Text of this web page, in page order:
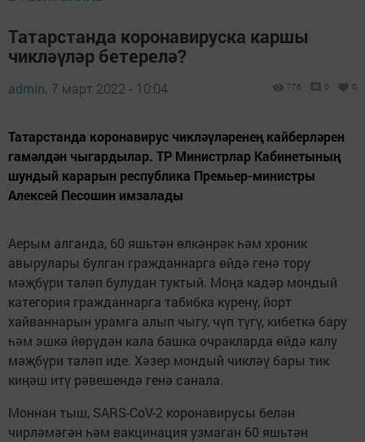
Татарстанда коронавируска каршы
чикләүләр бетерелә?
admin, 7 март 2022 - 10:04 776 0 0
Татарстанда коронавирус чикләүләренең кайберләрен
гамәлдән чыгардылар. ТР Министрлар Кабинетының
шундый карарын республика Премьер-министры
Алексей Песошин имзалады
Аерым алганда, 60 яшьтән өлкәнрәк һәм хроник
авырулары булган гражданнарга өйдә генә тору
мәҗбүри таләп булудан туктый. Моңа кадәр мондый
категория гражданнарга табибка күренү, йорт
хайваннарын урамга алып чыгу, чүп түгү, кибеткә бару
һәм эшкә йөрүдән кала башка очракларда өйдә калу
мәҗбүри таләп иде. Хәзер мондый чикләү бары тик
киңәш итү рәвешендә генә санала.
Моннан тыш, SARS-CoV-2 коронавирусы белән
чирләмәгән һәм вакцинация узмаган 60 яшьтән